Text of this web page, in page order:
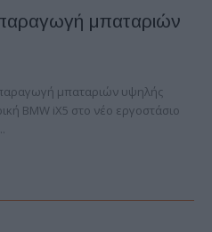
μπαταριών
μπαταριών υψηλής
BMW iX5 στο νέο εργοστάσιο